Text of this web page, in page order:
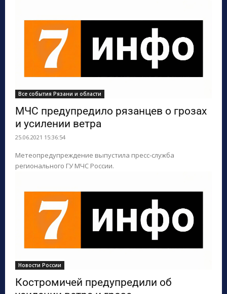
Все события Рязани и области
МЧС предупредило рязанцев о грозах
и усилении ветра
25.06.2021 15:36:54
Метеопредупреждение выпустила пресс-служба
регионального ГУ МЧС России.
Новости России
Костромичей предупредили об